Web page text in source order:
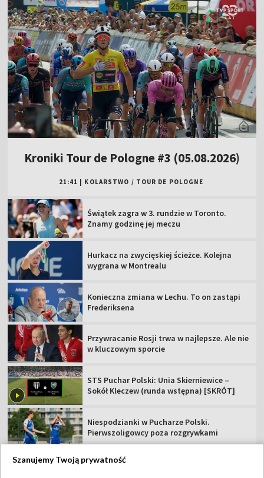
Kroniki Tour de Pologne #3 (05.08.2026)
21:41 KOLARSTWO / TOUR DE POLOGNE
Świątek zagra w 3. rundzie w Toronto.
Znamy godzinę jej meczu
Hurkacz na zwycięskiej ścieżce. Kolejna
wygrana w Montrealu
Konieczna zmiana w Lechu. To on zastąpi
Frederiksena
Przywracanie Rosji trwa w najlepsze. Ale nie
w kluczowym sporcie
STS Puchar Polski: Unia Skierniewice –
Sokół Kleczew (runda wstępna) [SKRÓT]
Niespodzianki w Pucharze Polski.
Pierwszoligowcy poza rozgrywkami
Szanujemy Twoją prywatność